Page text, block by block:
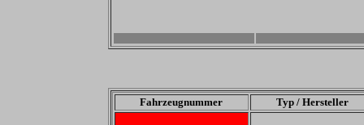
Fahrzeugnummer Typ / Hersteller